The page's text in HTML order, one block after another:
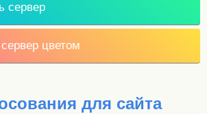
сервер
цветом
для сайта